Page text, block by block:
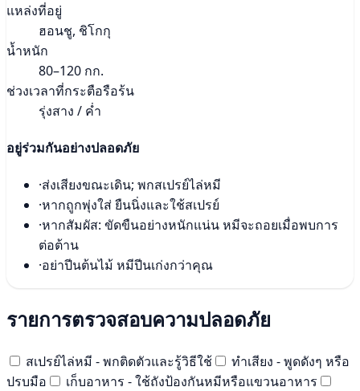
แหล่งที่อยู่
ฮอนชู, ชิโกกุ
น้ำหนัก
80–120 กก.
ช่วงเวลาที่กระตือรือร้น
รุ่งสาง / ค่ำ
อยู่ร่วมกันอย่างปลอดภัย
·ส่งเสียงขณะเดิน; พกสเปรย์ไล่หมี
·หากถูกพุ่งใส่ ยืนนิ่งและใช้สเปรย์
·หากสัมผัส: ขัดขืนอย่างหนักแน่น หมีจะถอยเมื่อพบการ
ต่อต้าน
·อย่าปีนต้นไม้ หมีปีนเก่งกว่าคุณ
รายการตรวจสอบความปลอดภัย
สเปรย์ไล่หมี - พกติดตัวและรู้วิธีใช้
ทำเสียง - พูดดังๆ หรือ
ปรบมือ
เก็บอาหาร - ใช้ถังป้องกันหมีหรือแขวนอาหาร